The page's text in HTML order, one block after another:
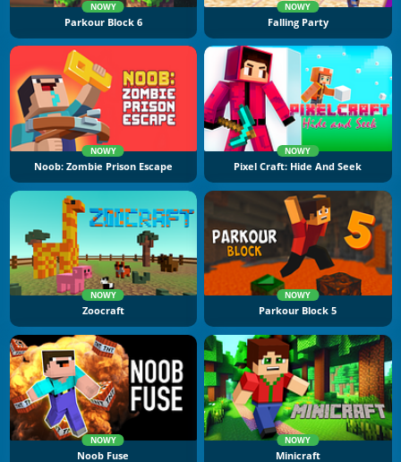
NOWY
Parkour Block 6
NOWY
Falling Party
NOWY
Noob: Zombie Prison Escape
NOWY
Pixel Craft: Hide And Seek
NOWY
Zoocraft
NOWY
Parkour Block 5
NOWY
Noob Fuse
NOWY
Minicraft